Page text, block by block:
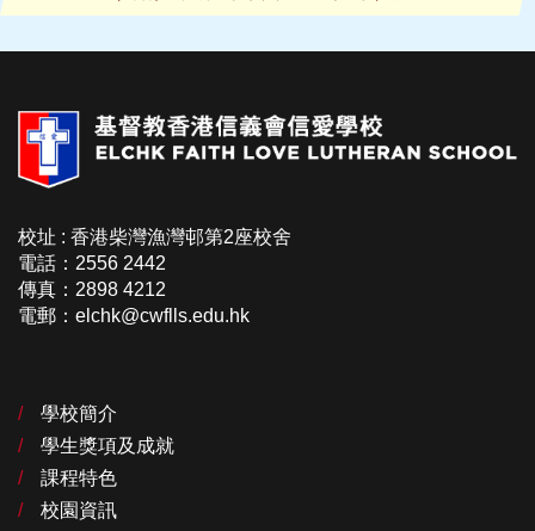
校址 : 香港柴灣漁灣邨第2座校舍
電話：2556 2442
傳真：2898 4212
電郵：elchk@cwflls.edu.hk
學校簡介
學生獎項及成就
課程特色
校園資訊